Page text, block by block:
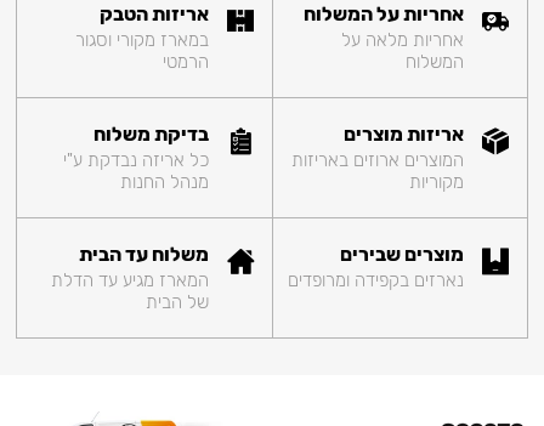
אחריות על המשלוח
אחריות מלאה על
המשלוח
אריזות הטבק
במארז מקורי וסגור
הרמטי
אריזות מוצרים
המוצרים ארוזים באריזות
מקוריות
בדיקת משלוח
כל אריזה נבדקת ע"י
מנהל החנות
מוצרים שבירים
נארזים בקפידה ומרופדים
משלוח עד הבית
המארז מגיע עד הדלת
של הבית